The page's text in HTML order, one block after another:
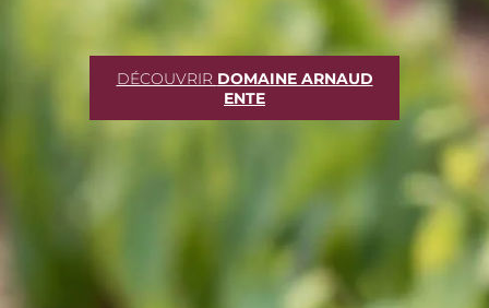
DÉCOUVRIR DOMAINE ARNAUD
ENTE